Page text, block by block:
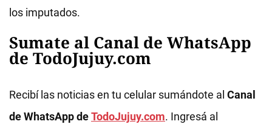
los imputados.
Sumate al Canal de WhatsApp
de TodoJujuy.com
Recibí las noticias en tu celular sumándote al Canal
de WhatsApp deTodoJujuy.com. Ingresá al